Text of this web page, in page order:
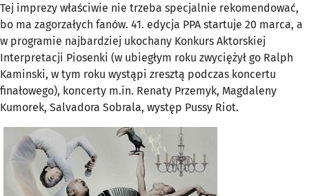
Tej imprezy właściwie nie trzeba specjalnie rekomendować,
bo ma zagorzałych fanów. 41. edycja PPA startuje 20 marca, a
w programie najbardziej ukochany Konkurs Aktorskiej
Interpretacji Piosenki (w ubiegłym roku zwyciężył go Ralph
Kaminski, w tym roku wystąpi zresztą podczas koncertu
finałowego), koncerty m.in. Renaty Przemyk, Magdaleny
Kumorek, Salvadora Sobrala, występ Pussy Riot.